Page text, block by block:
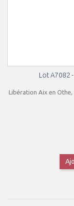
Lot A7082
Libération Aix en Othe,